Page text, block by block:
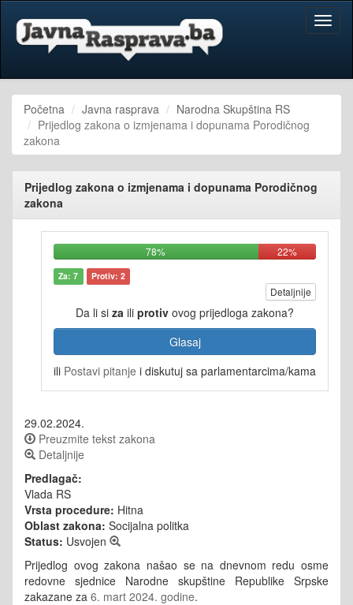
Početna Javna rasprava
Narodna Skupština RS
Prijedlog zakona o izmjenama i dopunama Porodičnog
zakona
Prijedlog zakona o izmjenama i dopunama Porodičnog
zakona
78% 22%
Za: 7 Protiv: 2
Detaljnije
Da li si za ili protiv ovog prijedloga zakona?
Glasaj
ili Postavi pitanje i diskutuj sa parlamentarcima/kama
29.02.2024.
Preuzmite tekst zakona
Detaljnije
Predlagač:
Vlada RS
Vrsta procedure: Hitna
Oblast zakona: Socijalna politka
Status: Usvojen
Prijedlog ovog zakona našao se na dnevnom redu osme
redovne sjednice Narodne skupštine Republike Srpske
zakazane za 6. mart 2024. godine.